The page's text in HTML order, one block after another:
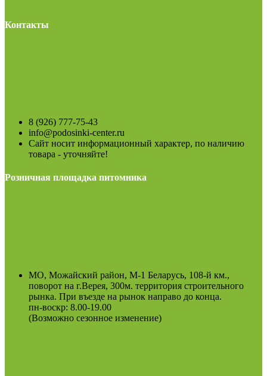
Контакты
8 (926) 777-75-43
info@podosinki-center.ru
Сайт носит информационный характер, по наличию
товара - уточняйте!
Розничная площадка питомника
МО, Можайский район, М-1 Беларусь, 108-й км.,
поворот на г.Верея, 300м. территория строительного
рынка. При въезде на рынок направо до конца.
пн-воскр: 8.00-19.00
(Возможно сезонное изменение)